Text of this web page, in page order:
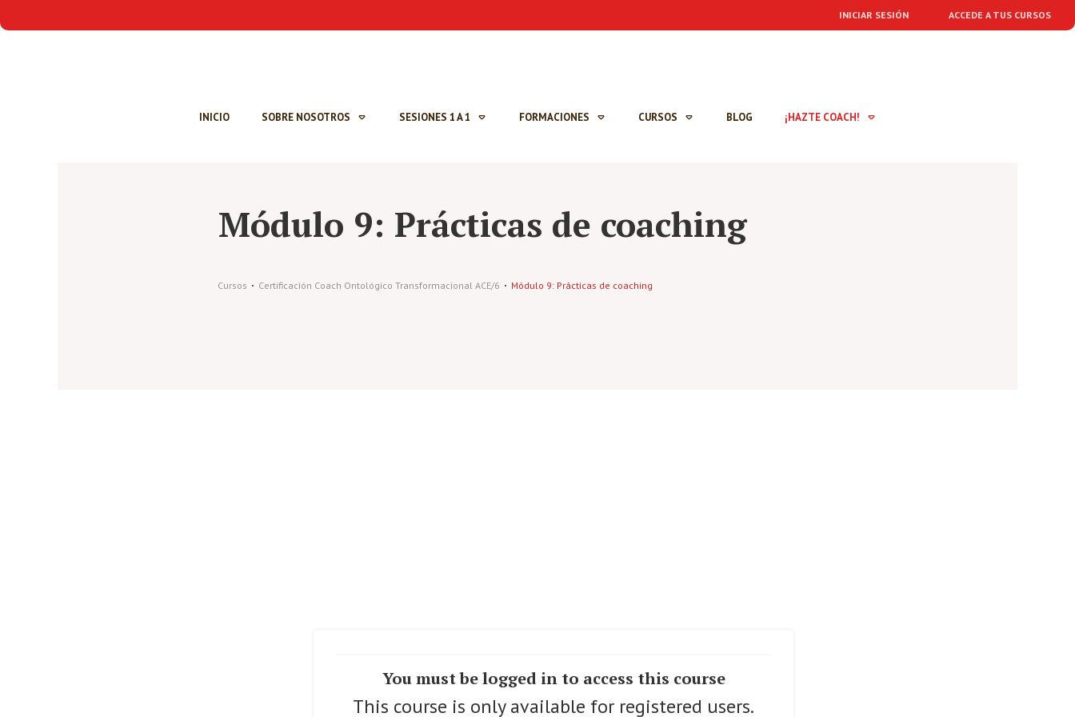
INICIAR SESIÓN ACCEDE A TUS CURSOS
INICIO SOBRE NOSOTROS SESIONES 1 A 1 FORMACIONES CURSOS BLOG ¡HAZTE COACH!
Módulo 9: Prácticas de coaching
Cursos Certificación Coach Ontológico Transformacional ACE/6 Módulo 9: Prácticas de coaching
You must be logged in to access this course
This course is only available for registered users.